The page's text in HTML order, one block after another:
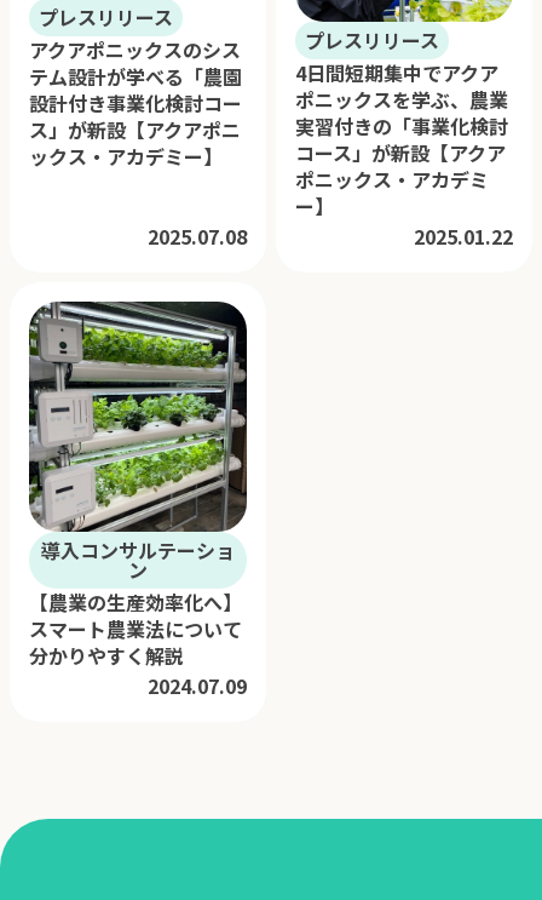
プレスリリース
アクアポニックスのシス
テム設計が学べる「農園
設計付き事業化検討コー
ス」が新設【アクアポニ
ックス・アカデミー】
2025.07.08
プレスリリース
4日間短期集中でアクア
ポニックスを学ぶ、農業
実習付きの「事業化検討
コース」が新設【アクア
ポニックス・アカデミ
ー】
2025.01.22
導入コンサルテーショ
ン
【農業の生産効率化へ】
スマート農業法について
分かりやすく解説
2024.07.09